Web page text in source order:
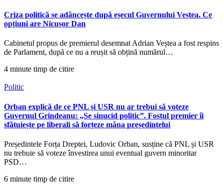
Criza politică se adâncește după eșecul Guvernului Veștea. Ce
opțiuni are Nicușor Dan
Cabinetul propus de premierul desemnat Adrian Veștea a fost respins
de Parlament, după ce nu a reușit să obțină numărul…
4 minute timp de citire
Politic
Orban explică de ce PNL și USR nu ar trebui să voteze
Guvernul Grindeanu: „Se sinucid politic”. Fostul premier îi
sfătuiește pe liberali să forțeze mâna președintelui
Președintele Forța Dreptei, Ludovic Orban, susține că PNL și USR
nu trebuie să voteze învestirea unui eventual guvern minoritar
PSD…
6 minute timp de citire